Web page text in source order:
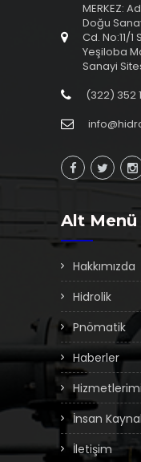
MERKEZ:
Doğu
Cd. No:11/1
Yeşiloba
Sanayi
(322) 352
Alt Menü
Hakkımızda
Hidrolik
Pnömatik
Haberler
İnsan
İletişim